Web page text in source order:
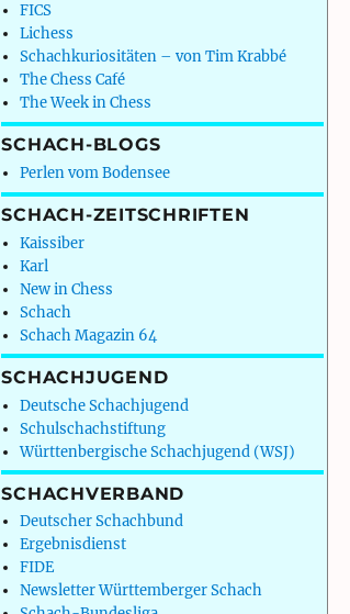
FICS
Lichess
Schachkuriositäten – von Tim Krabbé
The Chess Café
The Week in Chess
SCHACH-BLOGS
Perlen vom Bodensee
SCHACH-ZEITSCHRIFTEN
Kaissiber
Karl
New in Chess
Schach
Schach Magazin 64
SCHACHJUGEND
Deutsche Schachjugend
Schulschachstiftung
Württenbergische Schachjugend (WSJ)
SCHACHVERBAND
Deutscher Schachbund
Ergebnisdienst
FIDE
Newsletter Württemberger Schach